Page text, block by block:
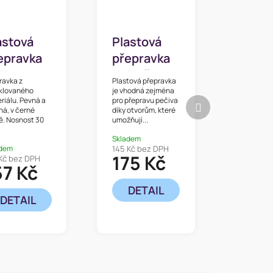
z
Pevná a
v černé
Nosnost 30
bez DPH
Kč
DETAIL
Plastová
přepravka
na pečivo E
60x40x20
cm
Plastová přepravka
je vhodná zejména
pro přepravu pečiva
díky otvorům, které
umožňují...
Skladem
145 Kč bez DPH
175 Kč
DETAIL
Další
produkt